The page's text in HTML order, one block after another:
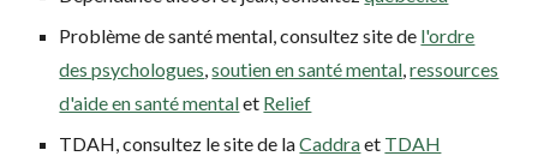
Problème de santé mental, consultez site de l'ordre
des psychologues,soutien en santé mental,ressources
d'aide en santé mentalet Relief
TDAH, consultez le site de laCaddraet TDAH